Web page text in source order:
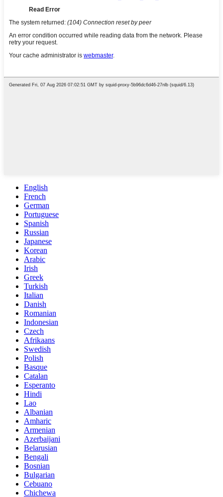
English
French
German
Portuguese
Spanish
Russian
Japanese
Korean
Arabic
Irish
Greek
Turkish
Italian
Danish
Romanian
Indonesian
Czech
Afrikaans
Swedish
Polish
Basque
Catalan
Esperanto
Hindi
Lao
Albanian
Amharic
Armenian
Azerbaijani
Belarusian
Bengali
Bosnian
Bulgarian
Cebuano
Chichewa